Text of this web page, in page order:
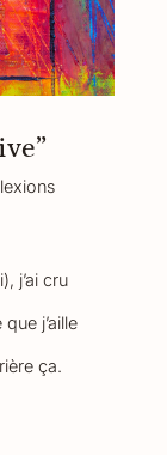
j’ai cru
j’aille
ça.